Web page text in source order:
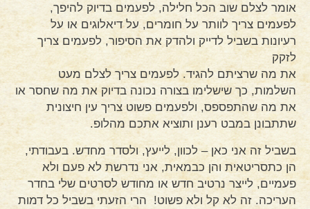
אומר לצלם שוב הכל חלילה, לפעמים בדיוק להיפך,
לפעמים צריך לוותר על חומרים, על דיאלוגים או על
רעיונות בשביל לדייק ולהדק את הסיפור, לפעמים צריך
לזקק
את מה שרציתם להגיד. לפעמים צריך לצלם מעט
השלמות, כך שישלימו בצורה נכונה בדיוק את מה שחסר או
את מה שהתפספס, ולפעמים פשוט צריך עין חיצונית
שתתבונן במבט רענן ותוציא אתכם מהלופ.
בשביל זה אני כאן – לכוון, לייעץ, ולסדר מחדש. בעבודתי,
הן כתסריטאית והן כבמאית, אני נדרשת לא פעם ולא
פעמיים, לייצר נרטיב חדש או מחודש לסרטים שלי בחדר
העריכה. זה לא קל ולא פשוט! הרי הזעתי בשביל כל דמות